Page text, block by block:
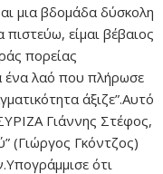
μια βδομάδα δύσκολη
είμαι βέβαιος
πορείας
ένα λαό που πλήρωσε
άξιζε”.Αυτό
Γιάννης Στέφος,
(Γιώργος Γκόντζος)
ότι